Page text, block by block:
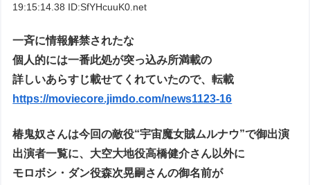
19:15:14.38 ID:SfYHcuuK0.net
一斉に情報解禁されたな
個人的には一番此処が突っ込み所満載の
詳しいあらすじ載せてくれていたので、転載
https://moviecore.jimdo.com/news1123-16
椿鬼奴さんは今回の敵役“宇宙魔女賊ムルナウ”で御出演
出演者一覧に、大空大地役高橋健介さん以外に
モロボシ・ダン役森次晃嗣さんの御名前が